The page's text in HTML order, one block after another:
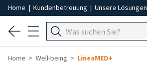
Home | Kundenbetreuung | Unsere Lösungen
Home Well-being LineaMED+